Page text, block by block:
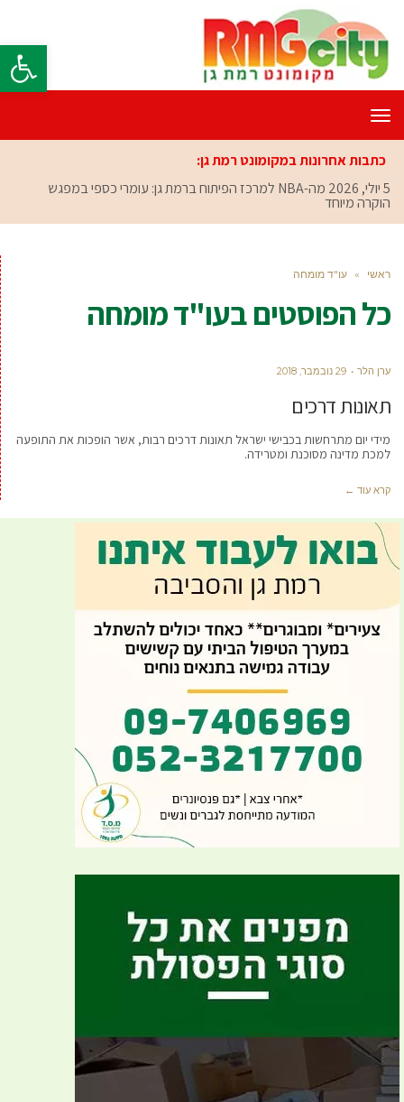
פתח
תפריט
כתבות אחרונות במקומונט רמת גן:
5 יולי, 2026
מה-NBA למרכז הפיתוח ברמת גן: עומרי כספי במפגש
הוקרה מיוחד
ראשי » עו"ד מומחה
כל הפוסטים בעו"ד מומחה
ערן הלר 29 נובמבר, 2018
תאונות דרכים
מידי יום מתרחשות בכבישי ישראל תאונות דרכים רבות, אשר הופכות את התופעה
למכת מדינה מסוכנת ומטרידה.
קרא עוד ←